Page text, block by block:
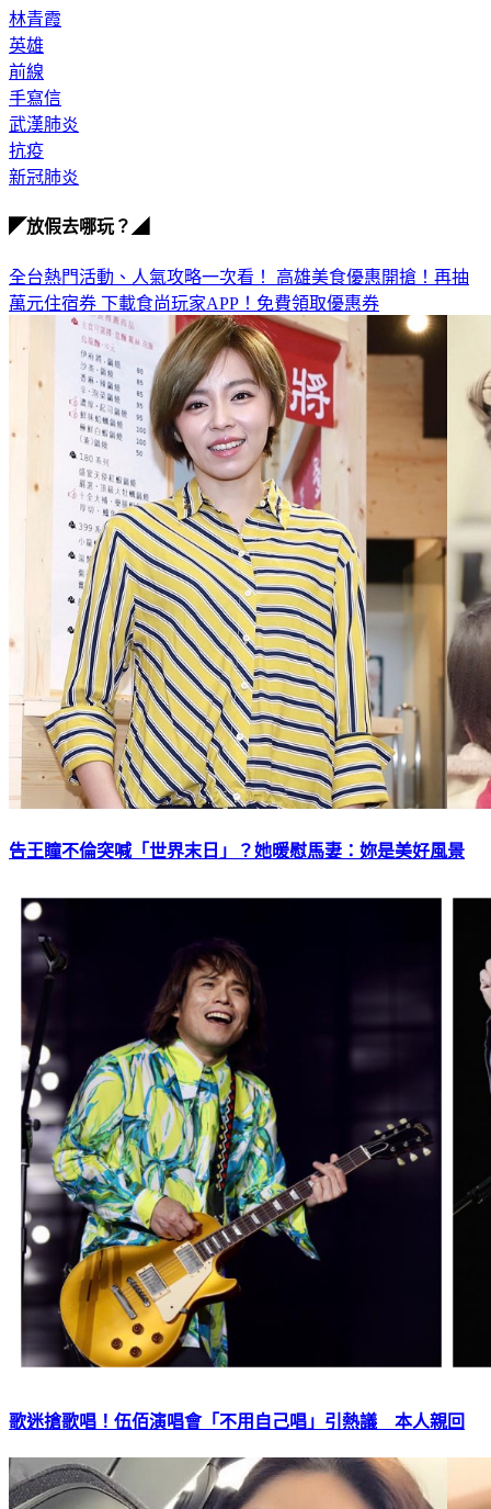
林青霞
英雄
前線
手寫信
武漢肺炎
抗疫
新冠肺炎
◤放假去哪玩？◢
全台熱門活動、人氣攻略一次看！ 高雄美食優惠開搶！再抽
萬元住宿券 下載食尚玩家APP！免費領取優惠券
告王瞳不倫突喊「世界末日」？她暖慰馬妻：妳是美好風景
歌迷搶歌唱！伍佰演唱會「不用自己唱」引熱議 本人親回